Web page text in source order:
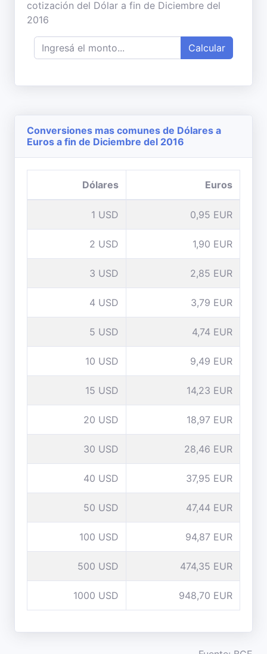
cotización del Dólar a fin de Diciembre del
2016
Calcular
Conversiones mas comunes de Dólares a
Euros a fin de Diciembre del 2016
Dólares Euros
1 USD 0,95 EUR
2 USD 1,90 EUR
3 USD 2,85 EUR
4 USD 3,79 EUR
5 USD 4,74 EUR
10 USD 9,49 EUR
15 USD 14,23 EUR
20 USD 18,97 EUR
30 USD 28,46 EUR
40 USD 37,95 EUR
50 USD 47,44 EUR
100 USD 94,87 EUR
500 USD 474,35 EUR
1000 USD 948,70 EUR